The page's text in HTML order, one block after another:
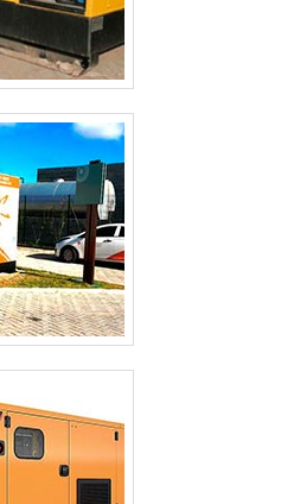
DE PEQUENO PORTE
CAMPINAS
A DIESEL
A DIESEL SÃO PAULO
GUARULHOS